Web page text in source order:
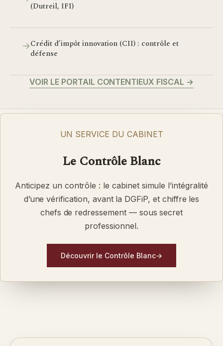
(Dutreil, IFI)
→Crédit d’impôt innovation (CII) : contrôle et
défense
VOIR LE PORTAIL CONTENTIEUX FISCAL →
UN SERVICE DU CABINET
Le Contrôle Blanc
Anticipez un contrôle : le cabinet simule l’intégralité
d’une vérification, avant la DGFiP, et chiffre les
chefs de redressement — sous secret
professionnel.
Découvrir le Contrôle Blanc→